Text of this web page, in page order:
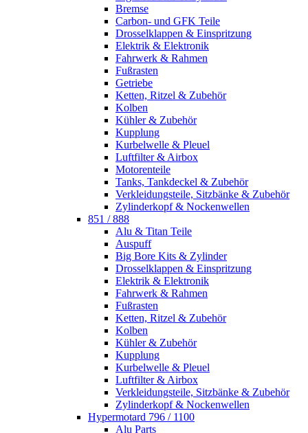
Bremse
Carbon- und GFK Teile
Drosselklappen & Einspritzung
Elektrik & Elektronik
Fahrwerk & Rahmen
Fußrasten
Getriebe
Ketten, Ritzel & Zubehör
Kolben
Kühler & Zubehör
Kupplung
Kurbelwelle & Pleuel
Luftfilter & Airbox
Motorenteile
Tanks, Tankdeckel & Zubehör
Verkleidungsteile, Sitzbänke & Zubehör
Zylinderkopf & Nockenwellen
851 / 888
Alu & Titan Teile
Auspuff
Big Bore Kits & Zylinder
Drosselklappen & Einspritzung
Elektrik & Elektronik
Fahrwerk & Rahmen
Fußrasten
Ketten, Ritzel & Zubehör
Kolben
Kühler & Zubehör
Kupplung
Kurbelwelle & Pleuel
Luftfilter & Airbox
Verkleidungsteile, Sitzbänke & Zubehör
Zylinderkopf & Nockenwellen
Hypermotard 796 / 1100
Alu Parts